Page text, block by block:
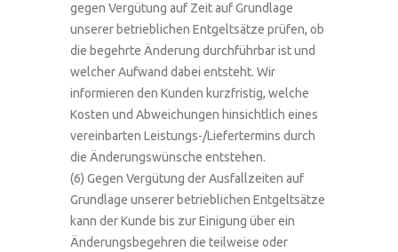
gegen Vergütung auf Zeit auf Grundlage
unserer betrieblichen Entgeltsätze prüfen, ob
die begehrte Änderung durchführbar ist und
welcher Aufwand dabei entsteht. Wir
informieren den Kunden kurzfristig, welche
Kosten und Abweichungen hinsichtlich eines
vereinbarten Leistungs-/Liefertermins durch
die Änderungswünsche entstehen.
(6) Gegen Vergütung der Ausfallzeiten auf
Grundlage unserer betrieblichen Entgeltsätze
kann der Kunde bis zur Einigung über ein
Änderungsbegehren die teilweise oder